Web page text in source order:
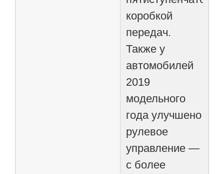
коробкой
передач.
Также у
автомобилей
2019
модельного
года улучшено
рулевое
управление —
с более